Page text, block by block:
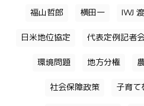
福山哲郎 横田一 IWJ
日米地位協定 代表定例記者
環境問題 地方分権
社会保障政策 子育て